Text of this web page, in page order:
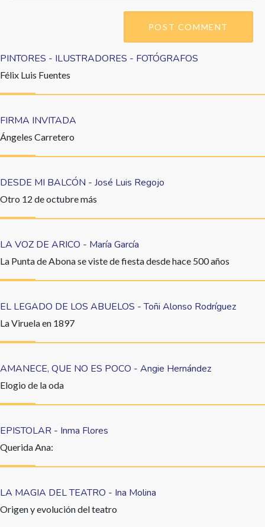
PINTORES - ILUSTRADORES - FOTÓGRAFOS
Félix Luis Fuentes
FIRMA INVITADA
Ángeles Carretero
DESDE MI BALCÓN - José Luis Regojo
Otro 12 de octubre más
LA VOZ DE ARICO - María García
La Punta de Abona se viste de fiesta desde hace 500 años
EL LEGADO DE LOS ABUELOS - Toñi Alonso Rodríguez
La Viruela en 1897
AMANECE, QUE NO ES POCO - Angie Hernández
Elogio de la oda
EPISTOLAR - Inma Flores
Querida Ana:
LA MAGIA DEL TEATRO - Ina Molina
Origen y evolución del teatro